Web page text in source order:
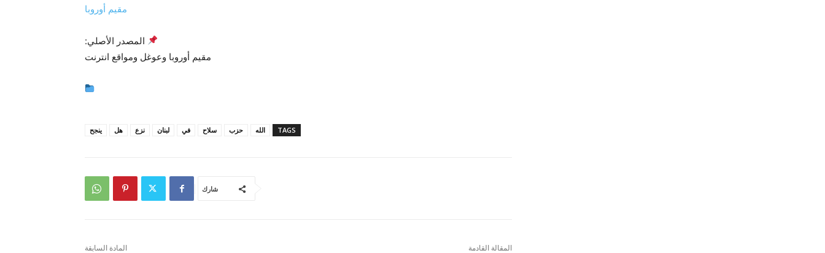
مقيم أوروبا
المصدر الأصلي:
مقيم أوروبا وعوغل ومواقع انترنت
TAGS الله حزب سلاح في لبنان نزع هل ينجح
شارك
المادة السابقة المقالة القادمة